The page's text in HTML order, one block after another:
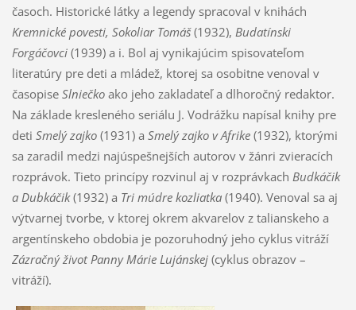
časoch. Historické látky a legendy spracoval v knihách
Kremnické povesti, Sokoliar Tomáš(1932), Budatínski
Forgáčovci(1939) a i. Bol aj vynikajúcim spisovateľom
literatúry pre deti a mládež, ktorej sa osobitne venoval v
časopise Slniečkoako jeho zakladateľ a dlhoročný redaktor.
Na základe kresleného seriálu J. Vodrážku napísal knihy pre
deti Smelý zajko(1931) a Smelý zajko v Afrike(1932), ktorými
sa zaradil medzi najúspešnejších autorov v žánri zvieracích
rozprávok. Tieto princípy rozvinul aj v rozprávkach Budkáčik
a Dubkáčik(1932) a Tri múdre kozliatka(1940). Venoval sa aj
výtvarnej tvorbe, v ktorej okrem akvarelov z talianskeho a
argentínskeho obdobia je pozoruhodný jeho cyklus vitráží
Zázračný život Panny Márie Lujánskej (cyklus obrazov –
vitráží).